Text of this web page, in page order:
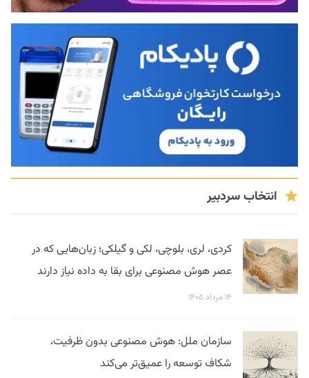
انتخاب سردبیر
کردی، لری، بلوچی، لکی و گیلکی؛ زبان‌هایی که در
عصر هوش مصنوعی برای بقا به داده نیاز دارند
۱۴ مرداد ۱۴۰۵
سازمان ملل: هوش مصنوعی بدون ظرفیت،
شکاف توسعه را عمیق‌تر می‌کند